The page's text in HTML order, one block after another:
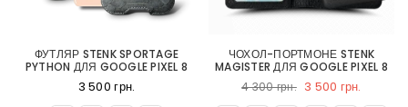
ФУТЛЯР STENK SPORTAGE
PYTHON ДЛЯ GOOGLE PIXEL 8
3 500 грн.
ЧОХОЛ-ПОРТМОНЕ STENK
MAGISTER ДЛЯ GOOGLE PIXEL 8
4 300 грн. 3 500 грн.